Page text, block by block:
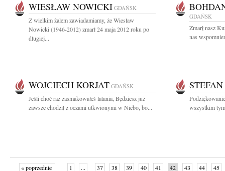
WIESŁAW NOWICKI GDAŃSK
Z wielkim żalem zawiadamiamy, że Wiesław
Nowicki (1946-2012) zmarł 24 maja 2012 roku po
długiej...
GDAŃSK
Zmarł nasz
nas
WOJCIECH KORJAT GDAŃSK
Jeśli choć raz zasmakowałeś latania, Będziesz już
zawsze chodził z oczami utkwionymi w Niebo, bo...
wszystkim
« poprzednie 1 ... 37 38 39 40 41 42 43 44 45